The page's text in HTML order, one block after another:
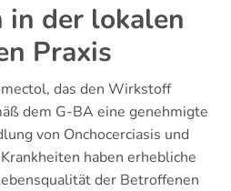
in der lokalen
Praxis
das den Wirkstoff
dem G-BA eine genehmigte
von Onchocerciasis und
haben erhebliche
der Betroffenen